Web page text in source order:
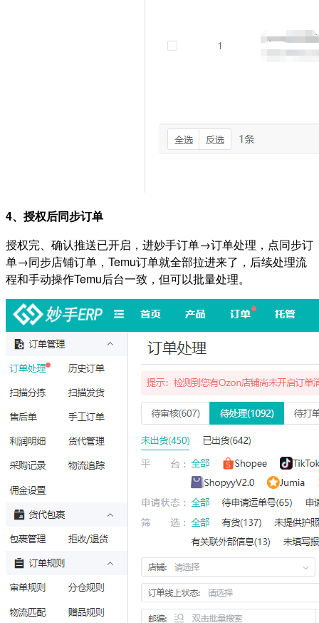
4、授权后同步订单
授权完、确认推送已开启，进妙手订单→订单处理，点同步订
单→同步店铺订单，Temu订单就全部拉进来了，后续处理流
程和手动操作Temu后台一致，但可以批量处理。